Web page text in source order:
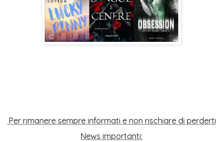
Per rimanere sempre informati e non rischiare di perderti
News importanti: